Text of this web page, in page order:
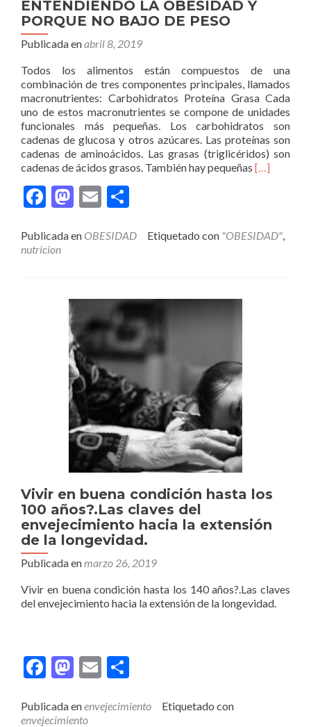
ENTENDIENDO LA OBESIDAD Y
PORQUE NO BAJO DE PESO
Publicada enabril 8, 2019
Todos los alimentos están compuestos de una
combinación de tres componentes principales, llamados
macronutrientes: Carbohidratos Proteína Grasa Cada
uno de estos macronutrientes se compone de unidades
funcionales más pequeñas. Los carbohidratos son
cadenas de glucosa y otros azúcares. Las proteínas son
cadenas de aminoácidos. Las grasas (triglicéridos) son
cadenas de ácidos grasos. También hay pequeñas Leer
PORQUE
[…]
Facebook
Mastodon
Email
Publicada en OBESIDAD Etiquetado con "OBESIDAD",
nutricion
Vivir en buena condición hasta los
100 años?.Las claves del
envejecimiento hacia la extensión
de la longevidad.
Publicada enmarzo 26, 2019
Vivir en buena condición hasta los 140 años?.Las claves
del envejecimiento hacia la extensión de la longevidad.
Facebook
Mastodon
Email
Publicada enenvejecimiento
Etiquetado con
envejecimiento